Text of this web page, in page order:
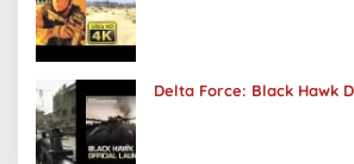
Delta Force: Black Hawk